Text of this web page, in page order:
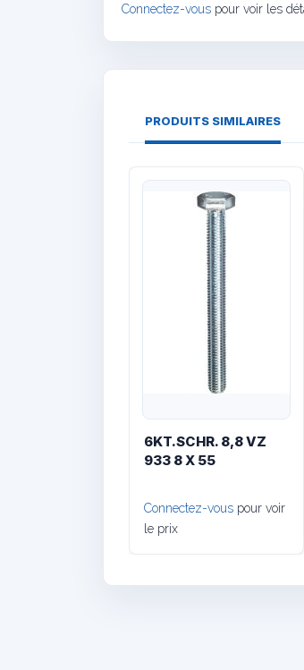
Connectez-vous pour voir les
PRODUITS SIMILAIRES
6KT.SCHR. 8,8 VZ
933 8 X 55
Connectez-vous pour voir
le prix